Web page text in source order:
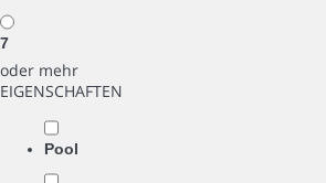
7
oder mehr
EIGENSCHAFTEN
Pool